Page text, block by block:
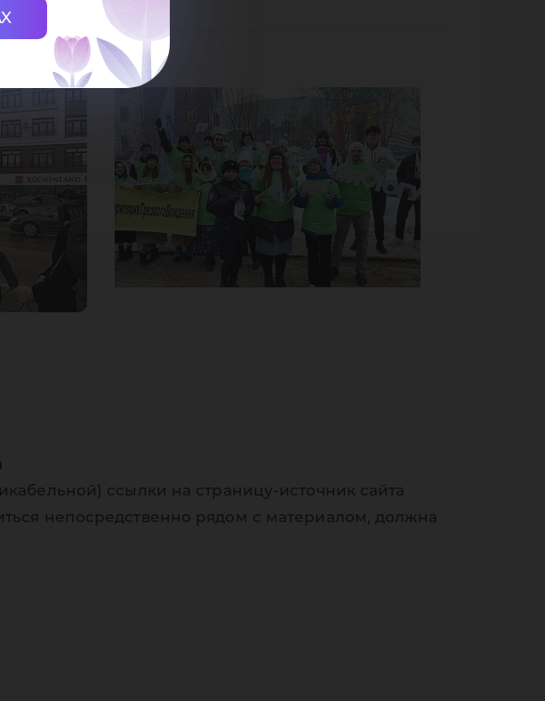
ссылки на страницу-источник сайта
непосредственно рядом с материалом, должна